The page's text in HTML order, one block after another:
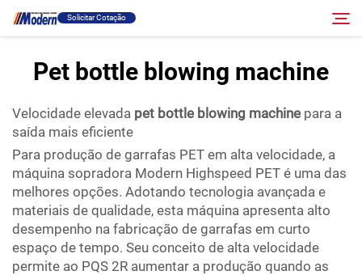
Solicitar Cotação
Envase E Embalagem
Sobre
Vídeo
Pesquisar
Pet bottle blowing machine
Velocidade elevada pet bottle blowing machine para a
saída mais eficiente
Para produção de garrafas PET em alta velocidade, a
máquina sopradora Modern Highspeed PET é uma das
melhores opções. Adotando tecnologia avançada e
materiais de qualidade, esta máquina apresenta alto
desempenho na fabricação de garrafas em curto
espaço de tempo. Seu conceito de alta velocidade
permite ao PQS 2R aumentar a produção quando as